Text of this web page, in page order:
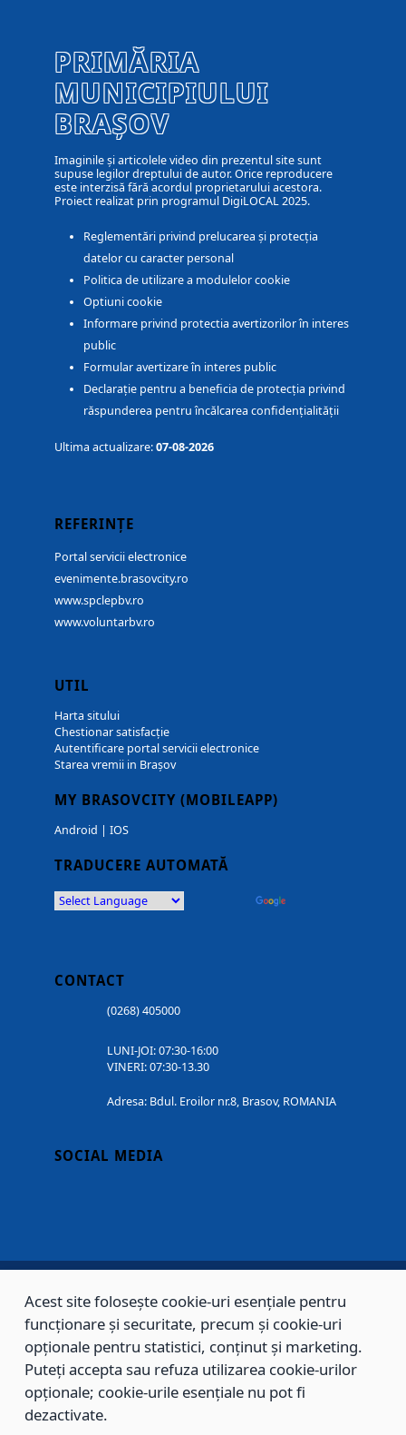
PRIMĂRIA
MUNICIPIULUI
BRAȘOV
Imaginile și articolele video din prezentul site sunt
supuse legilor dreptului de autor. Orice reproducere
este interzisă fără acordul proprietarului acestora.
Proiect realizat prin programul DigiLOCAL 2025.
Reglementări privind prelucarea și protecția
datelor cu caracter personal
Politica de utilizare a modulelor cookie
Optiuni cookie
Informare privind protectia avertizorilor în interes
public
Formular avertizare în interes public
Declarație pentru a beneficia de protecția privind
răspunderea pentru încălcarea confidențialității
Ultima actualizare:07-08-2026
REFERINȚE
Portal servicii electronice
evenimente.brasovcity.ro
www.spclepbv.ro
www.voluntarbv.ro
UTIL
Harta sitului
Chestionar satisfacție
Autentificare portal servicii electronice
Starea vremii in Brașov
MY BRASOVCITY (MOBILEAPP)
Android | IOS
TRADUCERE AUTOMATĂ
CONTACT
(0268) 405000
LUNI-JOI: 07:30-16:00
VINERI: 07:30-13.30
Adresa: Bdul. Eroilor nr.8, Brasov, ROMANIA
SOCIAL MEDIA
Copyright © 2002 - 2026 - PRIMĂRIA MUNICIPIULUI BRAȘOV, toate drepturile
rezervate.
Sitemap Contact
Acest site folosește cookie-uri esențiale pentru
funcționare și securitate, precum și cookie-uri
opționale pentru statistici, conținut și marketing.
Puteți accepta sau refuza utilizarea cookie-urilor
opționale; cookie-urile esențiale nu pot fi
dezactivate.